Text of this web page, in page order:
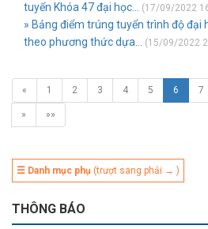
tuyển Khóa 47 đại học...
(17/09/2022
» Bảng điểm trúng tuyển trình độ đại
theo phương thức dựa...
(15/09/2022
« 1 2 3 4 5 6 7
» »»
☰ Danh mục phụ (trượt sang phải → )
THÔNG BÁO